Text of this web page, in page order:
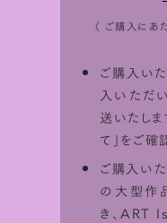
〈 ご購入にあ
ご購入い
入いただ
送いたしま
て 」をご確
ご購入い
の大型作
き、ART